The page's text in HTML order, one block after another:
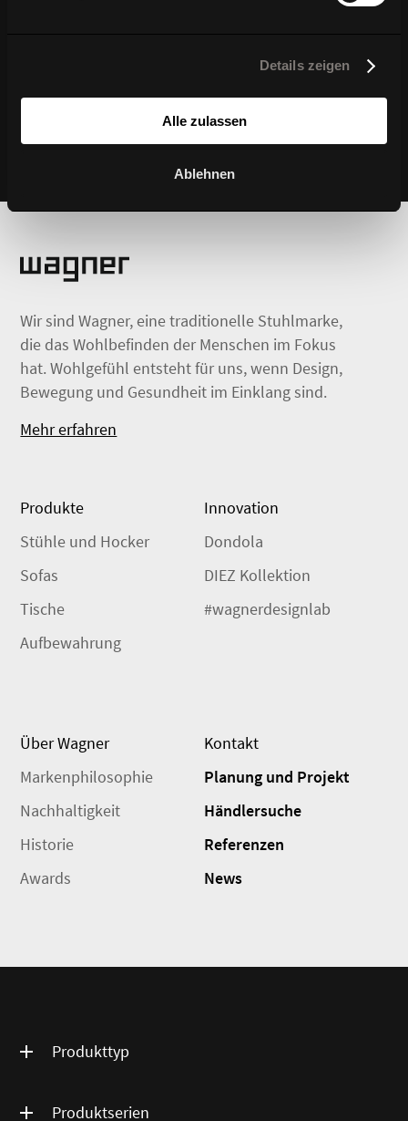
Details zeigen
Alle zulassen
Ablehnen
Wir sind Wagner, eine traditionelle Stuhlmarke,
die das Wohlbefinden der Menschen im Fokus
hat. Wohlgefühl entsteht für uns, wenn Design,
Bewegung und Gesundheit im Einklang sind.
Mehr erfahren
Produkte
Stühle und Hocker
Sofas
Tische
Aufbewahrung
Innovation
Dondola
DIEZ Kollektion
#wagnerdesignlab
Über Wagner
Markenphilosophie
Nachhaltigkeit
Historie
Awards
Kontakt
Planung und Projekt
Händlersuche
Referenzen
News
Produkttyp
Produktserien